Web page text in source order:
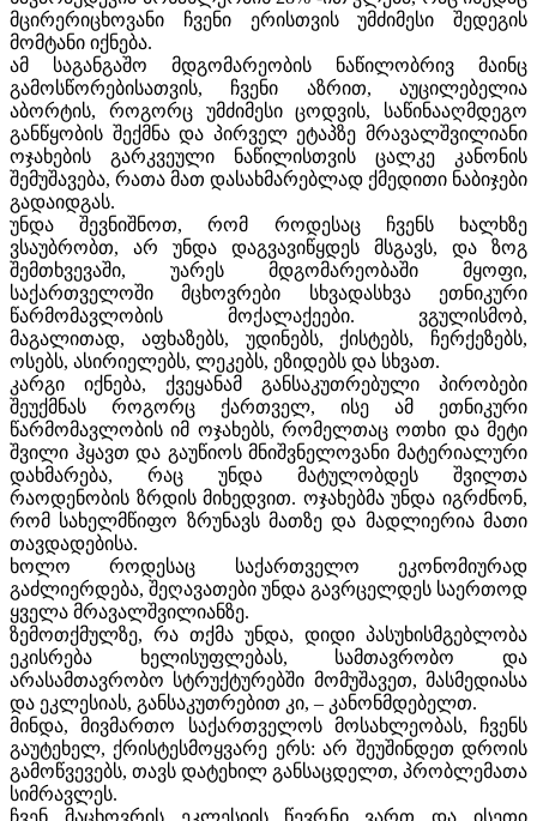
მცირერიცხოვანი ჩვენი ერისთვის უმძიმესი შედეგის
მომტანი იქნება.
ამ საგანგაშო მდგომარეობის ნაწილობრივ მაინც
გამოსწორებისათვის, ჩვენი აზრით, აუცილებელია
აბორტის, როგორც უმძიმესი ცოდვის, საწინააღმდეგო
განწყობის შექმნა და პირველ ეტაპზე მრავალშვილიანი
ოჯახების გარკვეული ნაწილისთვის ცალკე კანონის
შემუშავება, რათა მათ დასახმარებლად ქმედითი ნაბიჯები
გადაიდგას.
უნდა შევნიშნოთ, რომ როდესაც ჩვენს ხალხზე
ვსაუბრობთ, არ უნდა დაგვავიწყდეს მსგავს, და ზოგ
შემთხვევაში, უარეს მდგომარეობაში მყოფი,
საქართველოში მცხოვრები სხვადასხვა ეთნიკური
წარმომავლობის მოქალაქეები. ვგულისმობ,
მაგალითად, აფხაზებს, უდინებს, ქისტებს, ჩერქეზებს,
ოსებს, ასირიელებს, ლეკებს, ეზიდებს და სხვათ.
კარგი იქნება, ქვეყანამ განსაკუთრებული პირობები
შეუქმნას როგორც ქართველ, ისე ამ ეთნიკური
წარმომავლობის იმ ოჯახებს, რომელთაც ოთხი და მეტი
შვილი ჰყავთ და გაუწიოს მნიშვნელოვანი მატერიალური
დახმარება, რაც უნდა მატულობდეს შვილთა
რაოდენობის ზრდის მიხედვით. ოჯახებმა უნდა იგრძნონ,
რომ სახელმწიფო ზრუნავს მათზე და მადლიერია მათი
თავდადებისა.
ხოლო როდესაც საქართველო ეკონომიურად
გაძლიერდება, შეღავათები უნდა გავრცელდეს საერთოდ
ყველა მრავალშვილიანზე.
ზემოთქმულზე, რა თქმა უნდა, დიდი პასუხისმგებლობა
ეკისრება ხელისუფლებას, სამთავრობო და
არასამთავრობო სტრუქტურებში მომუშავეთ, მასმედიასა
და ეკლესიას, განსაკუთრებით კი, – კანონმდებელთ.
მინდა, მივმართო საქართველოს მოსახლეობას, ჩვენს
გაუტეხელ, ქრისტესმოყვარე ერს: არ შეუშინდეთ დროის
გამოწვევებს, თავს დატეხილ განსაცდელთ, პრობლემათა
სიმრავლეს.
ჩვენ მაცხოვრის ეკლესიის წევრნი ვართ და ისეთი